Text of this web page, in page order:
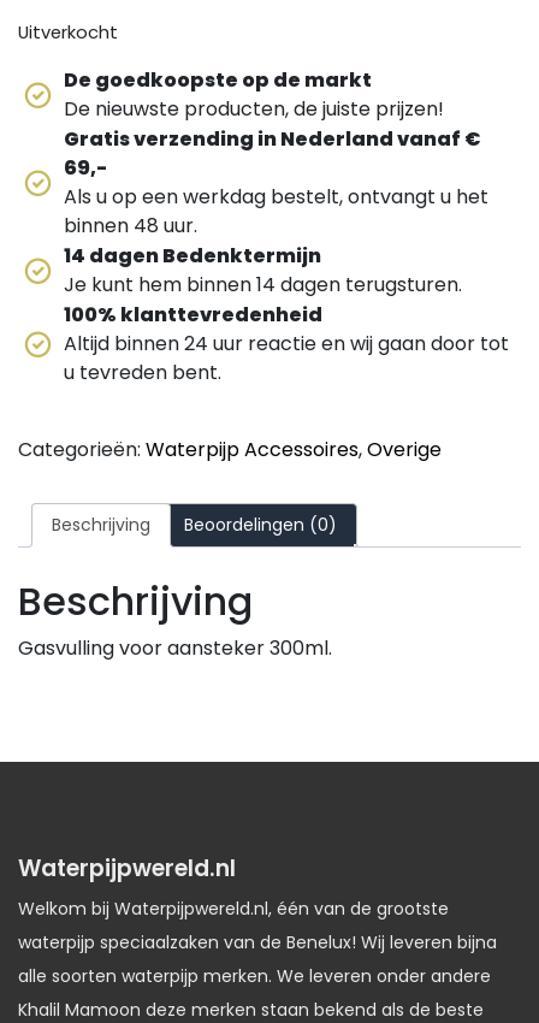
De goedkoopste op de markt
De nieuwste producten, de juiste prijzen!
Gratis verzending in Nederland vanaf €
69,-
Als u op een werkdag bestelt, ontvangt u het
binnen 48 uur.
14 dagen Bedenktermijn
Je kunt hem binnen 14 dagen terugsturen.
100% klanttevredenheid
Altijd binnen 24 uur reactie en wij gaan door tot
u tevreden bent.
Uitverkocht
Categorieën: Waterpijp Accessoires,Overige
Beschrijving Beoordelingen (0)
Beschrijving
Gasvulling voor aansteker 300ml.
Waterpijpwereld.nl
Welkom bij Waterpijpwereld.nl, één van de grootste
waterpijp speciaalzaken van de Benelux! Wij leveren bijna
alle soorten waterpijp merken. We leveren onder andere
Khalil Mamoon deze merken staan bekend als de beste